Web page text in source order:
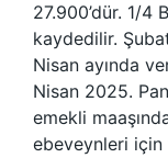
27.900’dür. 1/4
kaydedilir.
Nisan ayında
Nisan 2025.
emekli
ebeveynleri için